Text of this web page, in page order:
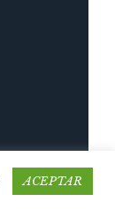
ACEPTAR